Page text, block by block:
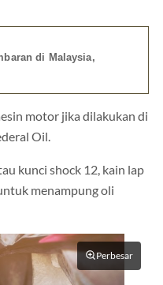
di Malaysia,
motor jika dilakukan di
Oil.
kunci shock 12, kain lap
menampung oli
Perbesar